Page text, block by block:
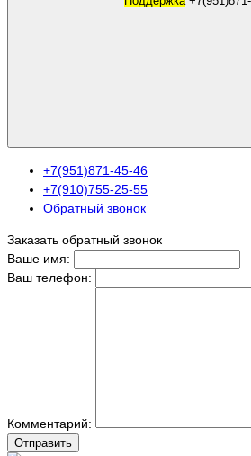
+7(951)871-45-46
+7(910)755-25-55
Обратный звонок
Заказать обратный звонок
Ваше имя:
Ваш телефон:
Комментарий:
Отправить